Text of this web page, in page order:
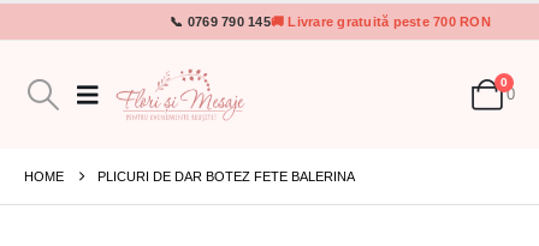
📞 0769 790 145🚚 Livrare gratuită peste 700 RON
0
0
HOME PLICURI DE DAR BOTEZ FETE BALERINA